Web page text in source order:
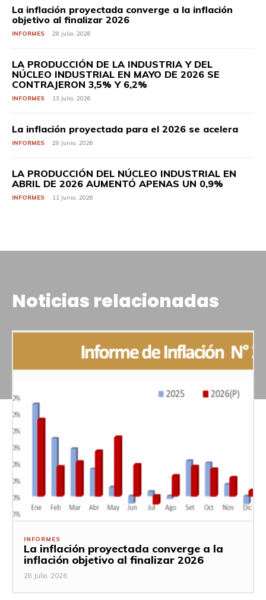
La inflación proyectada converge a la inflación
objetivo al finalizar 2026
INFORMES 28 Julio, 2026
LA PRODUCCIÓN DE LA INDUSTRIA Y DEL
NÚCLEO INDUSTRIAL EN MAYO DE 2026 SE
CONTRAJERON 3,5% Y 6,2%
INFORMES 13 Julio, 2026
La inflación proyectada para el 2026 se acelera
INFORMES 29 Junio, 2026
LA PRODUCCIÓN DEL NÚCLEO INDUSTRIAL EN
ABRIL DE 2026 AUMENTÓ APENAS UN 0,9%
INFORMES 11 Junio, 2026
Noticias relacionadas
INFORMES
La inflación proyectada converge a la
inflación objetivo al finalizar 2026
28 Julio, 2026